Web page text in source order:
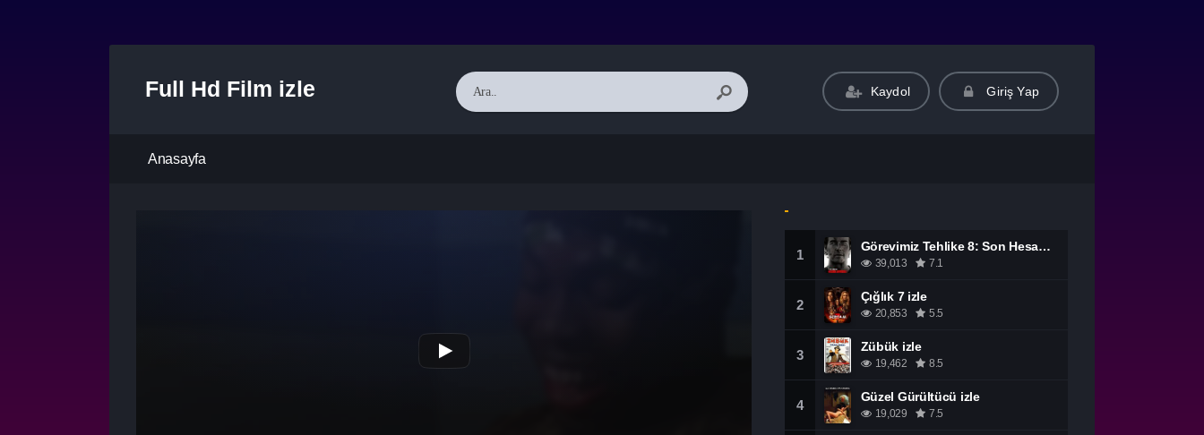
Full Hd Film izle Kaydol Giriş Yap
Anasayfa
1
Görevimiz Tehlike 8: Son Hesaplaşma izle
39,013 7.1
2
Çığlık 7 izle
20,853 5.5
3
Zübük izle
19,462 8.5
4
Güzel Gürültücü izle
19,029 7.5